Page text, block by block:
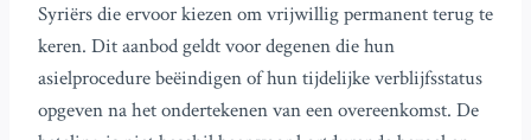
Syriërs die ervoor kiezen om vrijwillig permanent terug te
keren. Dit aanbod geldt voor degenen die hun
asielprocedure beëindigen of hun tijdelijke verblijfsstatus
opgeven na het ondertekenen van een overeenkomst. De